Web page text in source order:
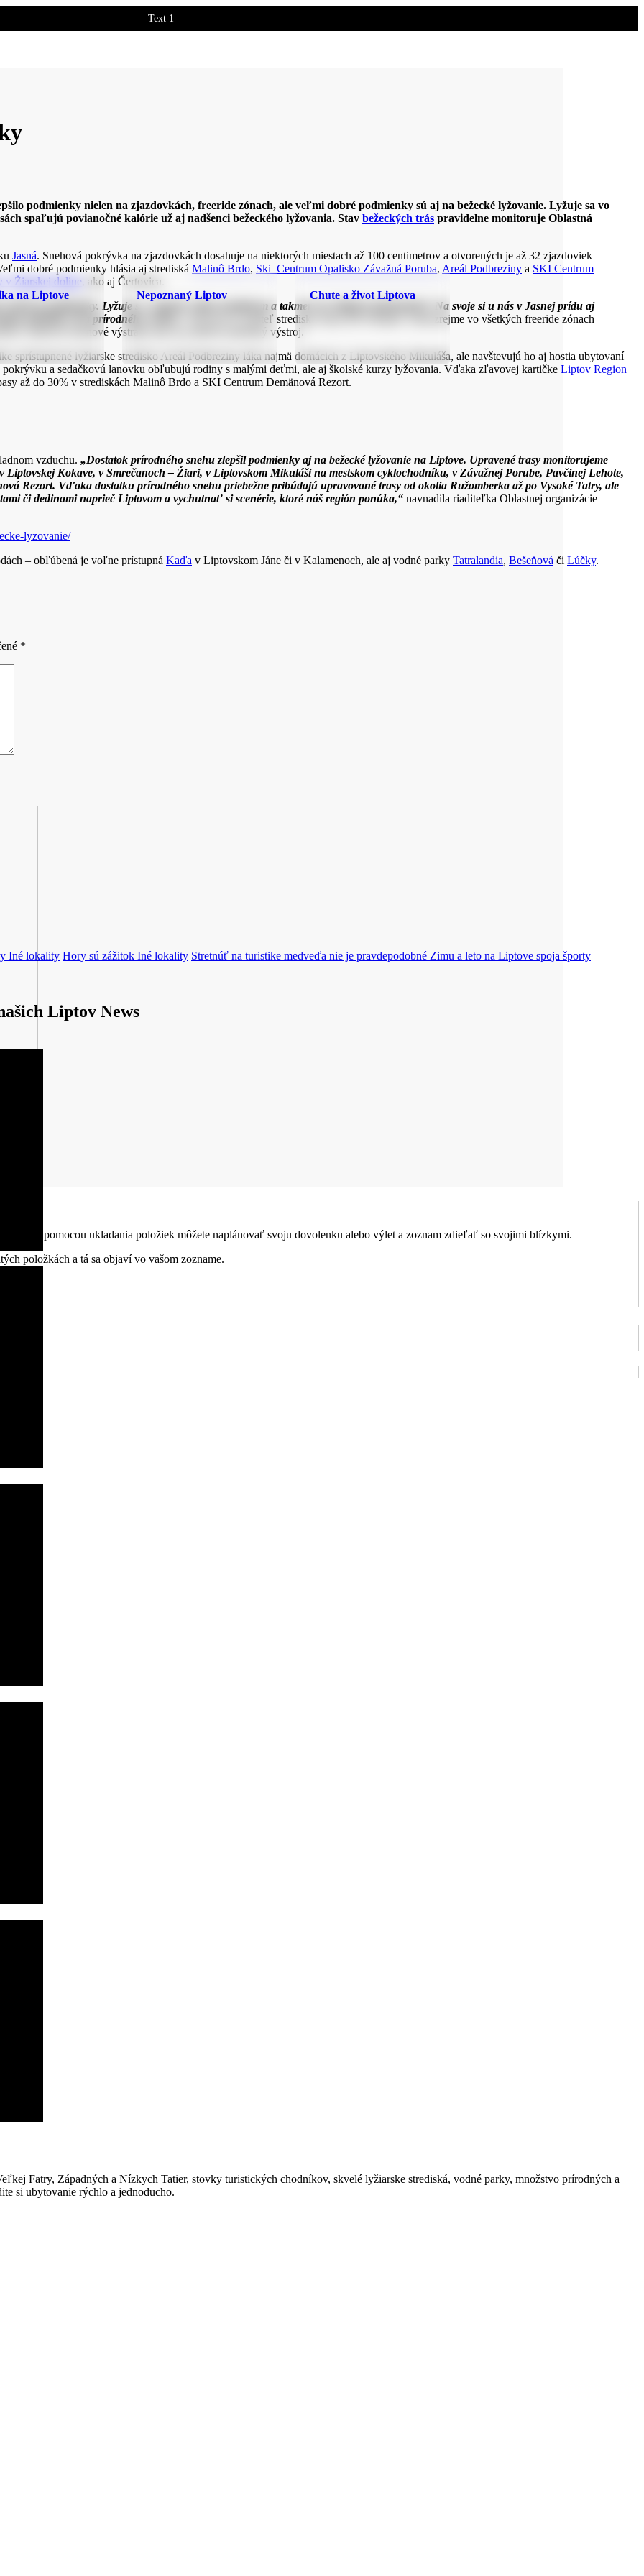
Text 1
na Liptove Nepoznaný Liptov Chute a život Liptova
kde si pomocou ukladania položiek môžete naplánovať svoju dovolenku alebo výlet a zoznam zdieľať so svojimi blízkymi.
položkách a tá sa objaví vo vašom zozname.
podmienky nielen na zjazdovkách, freeride zónach, ale veľmi dobré podmienky sú aj na bežecké lyžovanie. Lyžuje sa vo
spaľujú povianočné kalórie už aj nadšenci bežeckého lyžovania. Stav bežeckých trás pravidelne monitoruje Oblastná
Jasná. Snehová pokrývka na zjazdovkách dosahuje na niektorých miestach až 100 centimetrov a otvorených je až 32 zjazdoviek
dobré podmienky hlásia aj strediská Malinô Brdo, Ski Centrum Opalisko Závažná Poruba, Areál Podbreziny a SKI Centrum
v Žiarskej doline , ako aj Čertovica.
podmienky. Lyžuje sa naprieč celým strediskom a takmer na všetkých zjazdovkách. Na svoje si u nás v Jasnej prídu aj
pribudlo veľa prírodného snehu,“
informoval riaditeľ strediska Jasná Jiří Trumpeš. Samozrejme vo všetkých freeride zónach
sledovať lavínové výstrahy ako aj využívať potrebný výstroj.
sprístupnené lyžiarske stredisko Areál Podbreziny láka najmä domácich z Liptovského Mikuláša, ale navštevujú ho aj hostia ubytovaní
a sedačkovú lanovku obľubujú rodiny s malými deťmi, ale aj školské kurzy lyžovania. Vďaka zľavovej kartičke Liptov Region
až do 30% v strediskách Malinô Brdo a SKI Centrum Demänová Rezort.
vzduchu. „Dostatok prírodného snehu zlepšil podmienky aj na bežecké lyžovanie na Liptove. Upravené trasy monitorujeme
Liptovskej Kokave, v Smrečanoch – Žiari, v Liptovskom Mikuláši na mestskom cyklochodníku, v Závažnej Porube, Pavčinej Lehote,
Rezort. Vďaka dostatku prírodného snehu priebežne pribúdajú upravované trasy od okolia Ružomberka až po Vysoké Tatry, ale
či dedinami naprieč Liptovom a vychutnať si scenérie, ktoré náš región ponúka,“ navnadila riaditeľka Oblastnej organizácie
lyzovanie/
– obľúbená je voľne prístupná Kaďa v Liptovskom Jáne či v Kalamenoch, ale aj vodné parky Tatralandia, Bešeňová či Lúčky.
*
Iné lokality Hory sú zážitok Iné lokality Stretnúť na turistike medveďa nie je pravdepodobné Zimu a leto na Liptove spoja športy
Liptov News
Fatry, Západných a Nízkych Tatier, stovky turistických chodníkov, skvelé lyžiarske strediská, vodné parky, množstvo prírodných a
si ubytovanie rýchlo a jednoducho.